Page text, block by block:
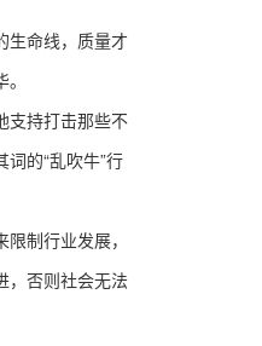
命线，质量才
持打击那些不
的“乱吹牛”行
制行业发展，
，否则社会无法